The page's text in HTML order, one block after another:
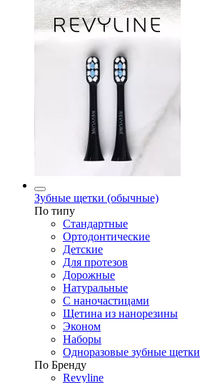
Зубные щетки (обычные)
По типу
Стандартные
Ортодонтические
Детские
Для протезов
Дорожные
Натуральные
С наночастицами
Щетина из нанорезины
Эконом
Наборы
Одноразовые зубные щетки
По Бренду
Revyline